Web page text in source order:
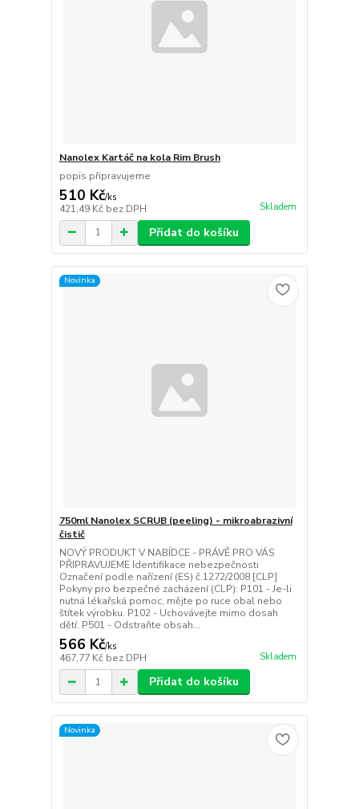
Nanolex Kartáč na kola Rim Brush
popis připravujeme
510 Kč/ks
421,49 Kč bez DPH Skladem
Přidat do košíku
Novinka
750ml Nanolex SCRUB (peeling) - mikroabrazivní
čistič
NOVÝ PRODUKT V NABÍDCE - PRÁVĚ PRO VÁS
PŘIPRAVUJEME Identifikace nebezpečnosti
Označení podle nařízení (ES) č.1272/2008 [CLP]
Pokyny pro bezpečné zacházení (CLP): P101 - Je-li
nutná lékařská pomoc, mějte po ruce obal nebo
štítek výrobku. P102 - Uchovávejte mimo dosah
dětí. P501 - Odstraňte obsah...
566 Kč/ks
467,77 Kč bez DPH Skladem
Přidat do košíku
Novinka